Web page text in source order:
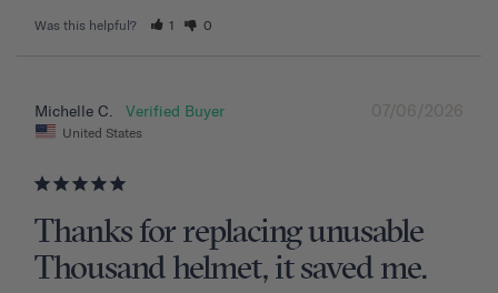
Was this helpful? 1 0
07/06/2026
Michelle C.
United States
Thanks for replacing unusable
Thousand helmet, it saved me.